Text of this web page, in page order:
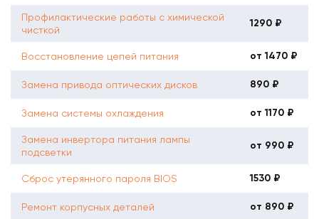
Профилактические работы с химической
чисткой
1290 ₽
Восстановление цепей питания от 1470 ₽
Замена привода оптических дисков 890 ₽
Замена системы охлаждения от 1170 ₽
Замена инвертора питания лампы
подсветки
от 990 ₽
Сброс утерянного пароля BIOS 1530 ₽
Ремонт корпусных деталей от 890 ₽